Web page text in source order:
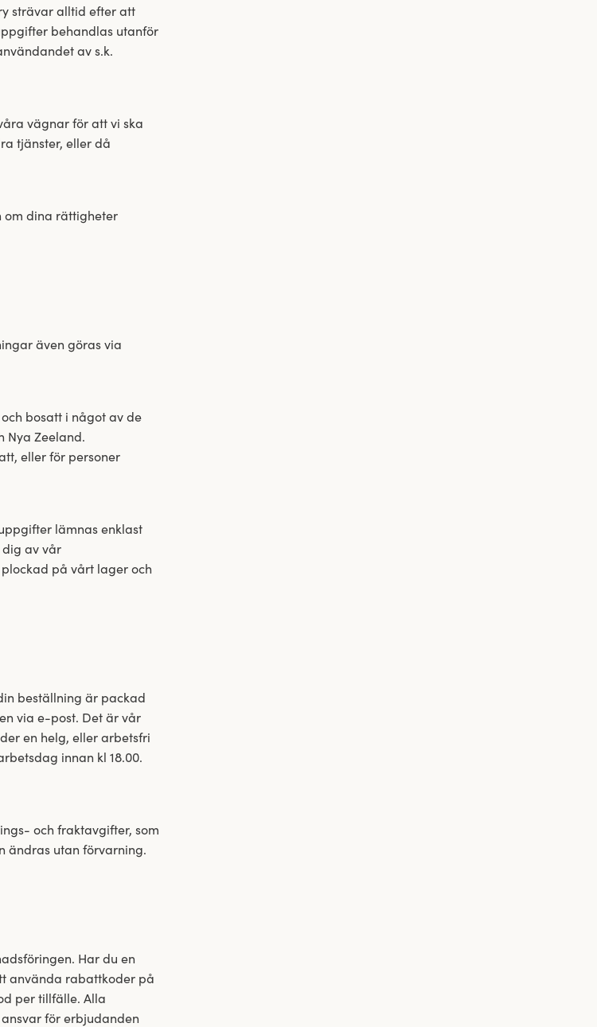
strävar alltid efter att
behandlas utanför
av s.k.
vägnar för att vi ska
tjänster, eller då
om dina rättigheter
även göras via
bosatt i något av de
Nya Zeeland.
eller för personer
lämnas enklast
av vår
på vårt lager och
beställning är packad
via e-post. Det är vår
en helg, eller arbetsfri
innan kl 18.00.
och fraktavgifter, som
ändras utan förvarning.
Har du en
använda rabattkoder på
per tillfälle. Alla
för erbjudanden